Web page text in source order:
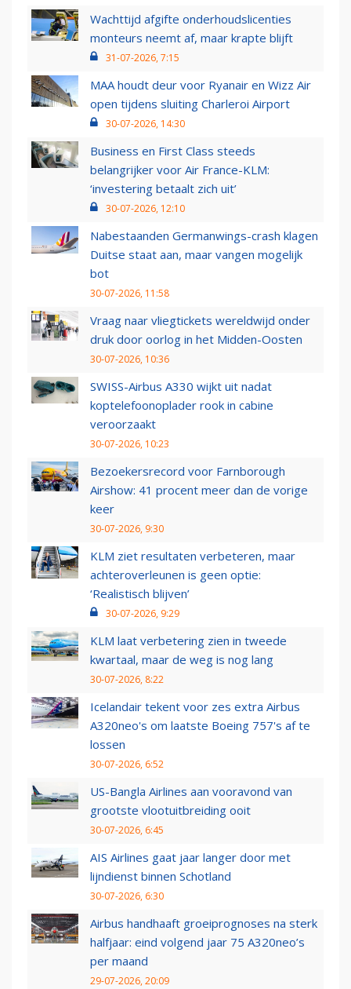
Wachttijd afgifte onderhoudslicenties
monteurs neemt af, maar krapte blijft
31-07-2026, 7:15
MAA houdt deur voor Ryanair en Wizz Air
open tijdens sluiting Charleroi Airport
30-07-2026, 14:30
Business en First Class steeds
belangrijker voor Air France-KLM:
‘investering betaalt zich uit’
30-07-2026, 12:10
Nabestaanden Germanwings-crash klagen
Duitse staat aan, maar vangen mogelijk
bot
30-07-2026, 11:58
Vraag naar vliegtickets wereldwijd onder
druk door oorlog in het Midden-Oosten
30-07-2026, 10:36
SWISS-Airbus A330 wijkt uit nadat
koptelefoonoplader rook in cabine
veroorzaakt
30-07-2026, 10:23
Bezoekersrecord voor Farnborough
Airshow: 41 procent meer dan de vorige
keer
30-07-2026, 9:30
KLM ziet resultaten verbeteren, maar
achteroverleunen is geen optie:
‘Realistisch blijven’
30-07-2026, 9:29
KLM laat verbetering zien in tweede
kwartaal, maar de weg is nog lang
30-07-2026, 8:22
Icelandair tekent voor zes extra Airbus
A320neo's om laatste Boeing 757's af te
lossen
30-07-2026, 6:52
US-Bangla Airlines aan vooravond van
grootste vlootuitbreiding ooit
30-07-2026, 6:45
AIS Airlines gaat jaar langer door met
lijndienst binnen Schotland
30-07-2026, 6:30
Airbus handhaaft groeiprognoses na sterk
halfjaar: eind volgend jaar 75 A320neo’s
per maand
29-07-2026, 20:09